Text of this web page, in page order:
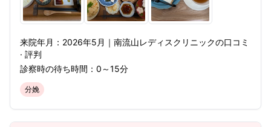
来院年月： 2026年5月 ｜ 南流山レディスクリニックの口コミ
· 評判
診察時の待ち時間： 0～15分
分娩